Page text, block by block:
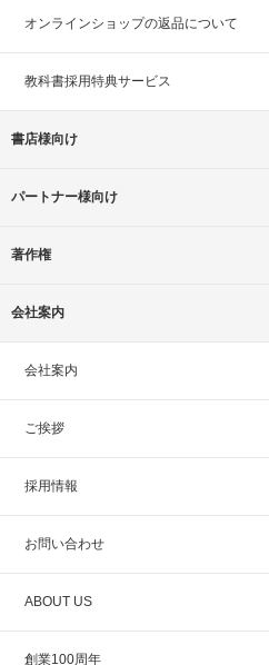
オンラインショップの返品について
教科書採用特典サービス
書店様向け
パートナー様向け
著作権
会社案内
会社案内
ご挨拶
採用情報
お問い合わせ
ABOUT US
創業100周年